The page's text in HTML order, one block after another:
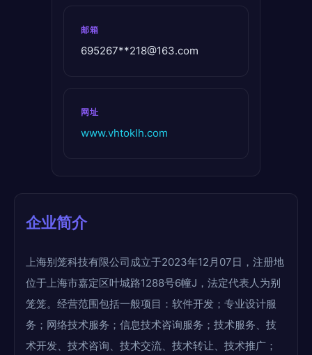
邮箱
695267**218@163.com
网址
www.vhtoklh.com
企业简介
上海别笼科技有限公司成立于2023年12月07日，注册地
位于上海市嘉定区叶城路1288号6幢J，法定代表人为别
笼笼。经营范围包括一般项目：软件开发；专业设计服
务；网络技术服务；信息技术咨询服务；技术服务、技
术开发、技术咨询、技术交流、技术转让、技术推广；